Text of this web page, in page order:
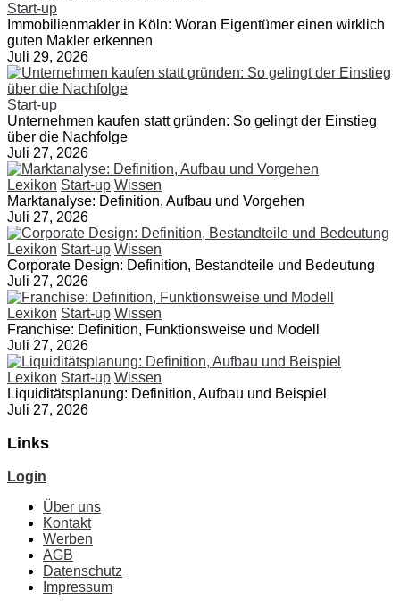
Start-up
Immobilienmakler in Köln: Woran Eigentümer einen wirklich
guten Makler erkennen
Juli 29, 2026
Start-up
Unternehmen kaufen statt gründen: So gelingt der Einstieg
über die Nachfolge
Juli 27, 2026
Lexikon Start-up Wissen
Marktanalyse: Definition, Aufbau und Vorgehen
Juli 27, 2026
Lexikon Start-up Wissen
Corporate Design: Definition, Bestandteile und Bedeutung
Juli 27, 2026
Lexikon Start-up Wissen
Franchise: Definition, Funktionsweise und Modell
Juli 27, 2026
Lexikon Start-up Wissen
Liquiditätsplanung: Definition, Aufbau und Beispiel
Juli 27, 2026
Links
Login
Über uns
Kontakt
Werben
AGB
Datenschutz
Impressum